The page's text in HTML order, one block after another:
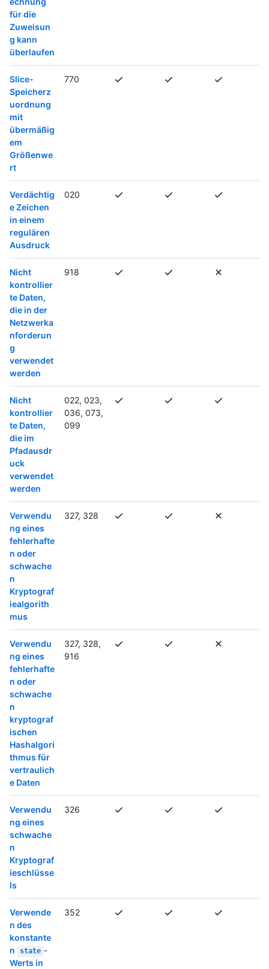
für die
Zuweisun
g kann
überlaufen
Slice-
Speicherz
uordnung
mit
übermäßig
em
Größenwe
rt
770
Verdächtig
e Zeichen
in einem
regulären
Ausdruck
020
Nicht
kontrollier
te Daten,
die in der
Netzwerka
nforderun
g
verwendet
werden
918
Nicht
kontrollier
te Daten,
die im
Pfadausdr
uck
verwendet
werden
022, 023,
036, 073,
099
Verwendu
ng eines
fehlerhafte
n oder
schwache
n
Kryptograf
iealgorith
mus
327, 328
Verwendu
ng eines
fehlerhafte
n oder
schwache
n
kryptograf
ischen
Hashalgori
thmus für
vertraulich
e Daten
327, 328,
916
Verwendu
ng eines
schwache
n
Kryptograf
ieschlüsse
ls
326
Verwende
n des
konstante
n
state -
Werts in
352